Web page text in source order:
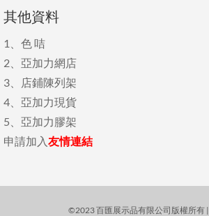
其他資料
1、 色 咭
2、 亞加力網店
3、
店鋪陳列架
4、 亞加力現貨
5、 亞加力膠架
申請加入友情連結
©2023 百匯展示品有限公司版權所有 |